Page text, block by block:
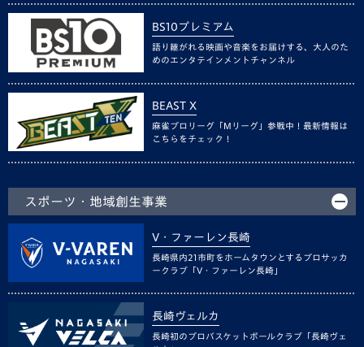
BS10プレミアム
語り継がれる映画や音楽をお届けする、大人のた
めのエンタテインメントチャンネル
BEAST X
麻雀プロリーグ「Mリーグ」参戦中！最新情報は
こちらをチェック！
スポーツ・地域創生事業
V・ファーレン長崎
長崎県内21市町をホームタウンとするプロサッカ
ークラブ「V・ファーレン長崎」
長崎ヴェルカ
長崎初のプロバスケットボールクラブ「長崎ヴェ